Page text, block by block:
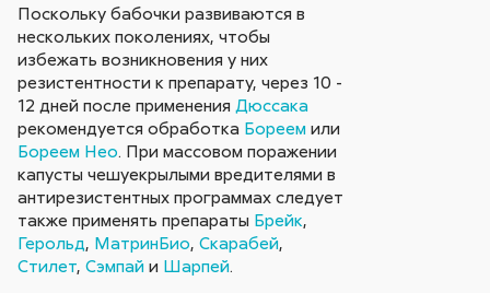
Поскольку бабочки развиваются в
нескольких поколениях, чтобы
избежать возникновения у них
резистентности к препарату, через 10 -
12 дней после применения Дюссака
рекомендуется обработка Бореем или
Бореем Нео. При массовом поражении
капусты чешуекрылыми вредителями в
антирезистентных программах следует
также применять препараты Брейк,
Герольд, МатринБио,Скарабей,
Стилет,Сэмпай и Шарпей.